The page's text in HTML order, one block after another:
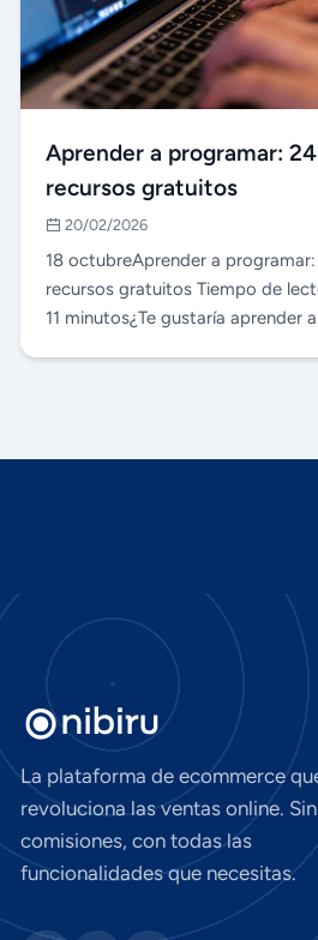
Aprender a programar: 24
recursos gratuitos
20/02/2026
18 octubreAprender a
recursos gratuitos Tiempo de
11 minutos¿Te gustarí­a aprender a
La plataforma de ecommerce
revoluciona las ventas online. Sin
comisiones, con todas las
funcionalidades que necesitas.